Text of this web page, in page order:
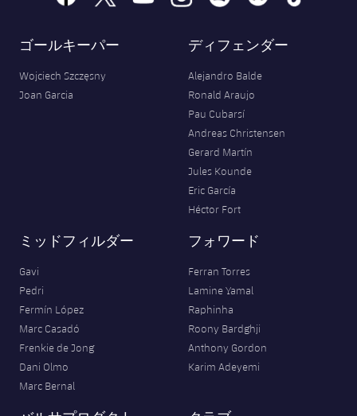
ゴールキーパー
Wojciech Szczęsny
Joan Garcia
ディフェンダー
Alejandro Balde
Ronald Araujo
Pau Cubarsí
Andreas Christensen
Gerard Martín
Jules Kounde
Eric García
Héctor Fort
ミッドフィルダー
Gavi
Pedri
Fermín López
Marc Casadó
Frenkie de Jong
Dani Olmo
Marc Bernal
フォワード
Ferran Torres
Lamine Yamal
Raphinha
Roony Bardghji
Anthony Gordon
Karim Adeyemi